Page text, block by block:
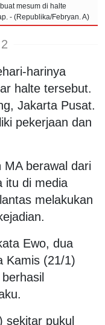
mesum di halte
- (Republika/Febryan. A)
harinya
halte tersebut.
Jakarta Pusat.
pekerjaan dan
berawal dari
itu di media
melakukan
Ewo, dua
Kamis (21/1)
sekitar pukul